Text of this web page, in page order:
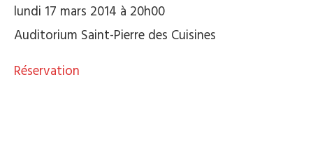
lundi 17 mars 2014 à 20h00
Auditorium Saint-Pierre des Cuisines
Réservation